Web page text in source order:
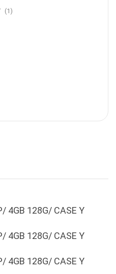
(1)
(24)
4GB 128G/ CASE Y
4GB 128G/ CASE Y
4GB 128G/ CASE Y